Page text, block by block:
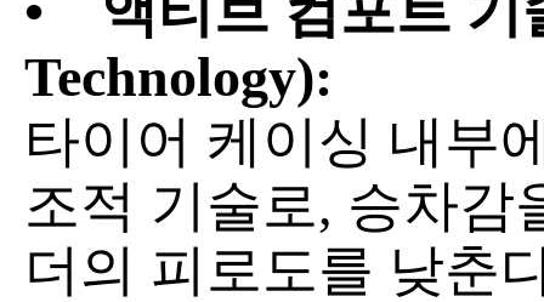
Technology):
타이어 케이싱 내부
조적 기술로, 승차감
더의 피로도를 낮춘